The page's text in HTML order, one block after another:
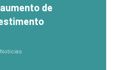
de
Notícias